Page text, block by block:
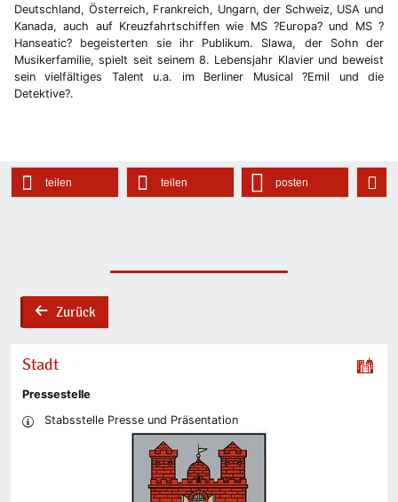
Deutschland, Österreich, Frankreich, Ungarn, der Schweiz, USA und
Kanada, auch auf Kreuzfahrtschiffen wie MS ?Europa? und MS ?
Hanseatic? begeisterten sie ihr Publikum. Slawa, der Sohn der
Musikerfamilie, spielt seit seinem 8. Lebensjahr Klavier und beweist
sein vielfältiges Talent u.a. im Berliner Musical ?Emil und die
Detektive?.
teilen teilen posten
backZurück
Stadt
Pressestelle
Stabsstelle Presse und Präsentation